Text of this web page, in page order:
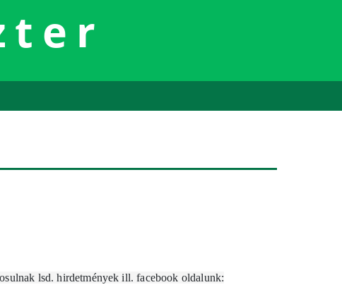
lsd. hirdetmények ill. facebook oldalunk: